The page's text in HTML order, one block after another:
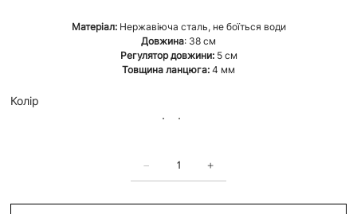
Матеріал: Нержавіюча сталь, не боїться води
Довжина: 38 см
Регулятор довжини: 5 см
Товщина ланцюга: 4 мм
Колір